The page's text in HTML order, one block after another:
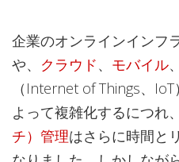
企業のオンラインインフ
や、 クラウド、 モバイル、
（Internet of Things、
よって複雑化するにつれ
チ）管理はさらに時間と